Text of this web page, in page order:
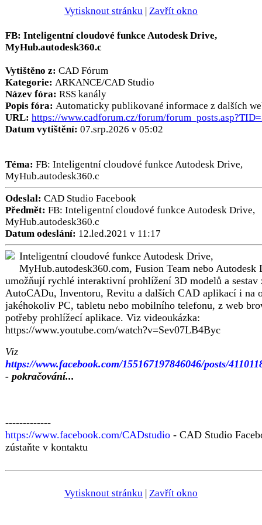
Vytisknout stránku | Zavřít okno
FB: Inteligentní cloudové funkce Autodesk Drive,
MyHub.autodesk360.c
Vytištěno z: CAD Fórum
Kategorie: ARKANCE/CAD Studio
Název fóra: RSS kanály
Popis fóra: Automaticky publikované informace z dalších
URL: https://www.cadforum.cz/forum/
Datum vytištění: 07.srp.2026 v 05:02
Téma: FB: Inteligentní cloudové funkce Autodesk Drive,
MyHub.autodesk360.c
Odeslal: CAD Studio Facebook
Předmět: FB: Inteligentní cloudové funkce Autodesk Drive,
MyHub.autodesk360.c
Datum odeslání: 12.led.2021 v 11:17
Inteligentní cloudové funkce Autodesk Drive,
MyHub.autodesk360.com, Fusion Team nebo Autodesk
umožňují rychlé interaktivní prohlížení 3D modelů a sestav
AutoCADu, Inventoru, Revitu a dalších CAD aplikací i na
jakéhokoliv PC, tabletu nebo mobilního telefonu, z web
potřeby prohlížecí aplikace. Viz videoukázka:
https://www.youtube.com/watch?v=Sev07LB4Byc
Viz
https://www.facebook.com/155167197846046/posts/
- pokračování...
-------------
https://www.facebook.com/CADstudio - CAD Studio
zústaňte v kontaktu
Vytisknout stránku | Zavřít okno